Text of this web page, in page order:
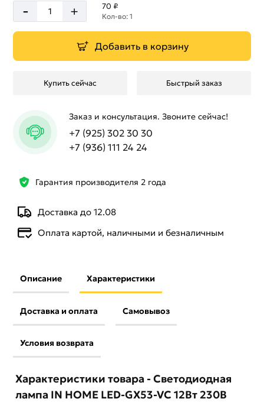
Гарантия производителя 2 года
Доставка до 12.08
Оплата картой, наличными и безналичным
- + 70 ₽
Кол-во: 1
Добавить в корзину
Купить сейчас Быстрый заказ
Заказ и консультация. Звоните сейчас!
+7 (925) 302 30 30
+7 (936) 111 24 24
Описание Характеристики
Доставка и оплата Самовывоз
Условия возврата
Характеристики товара - Светодиодная
лампа IN HOME LED-GX53-VC 12Вт 230В